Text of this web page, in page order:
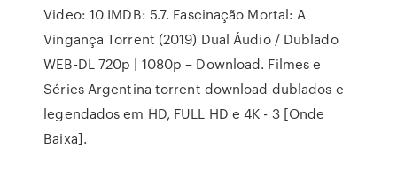
Video: 10 IMDB: 5.7. Fascinação Mortal: A
Vingança Torrent (2019) Dual Áudio / Dublado
WEB-DL 720p | 1080p – Download. Filmes e
Séries Argentina torrent download dublados e
legendados em HD, FULL HD e 4K - 3 [Onde
Baixa].